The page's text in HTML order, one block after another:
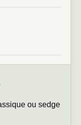
ou sedge